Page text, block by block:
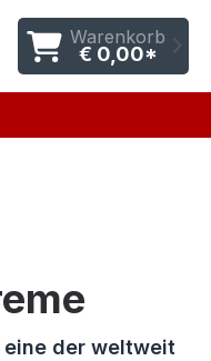
Warenkorb
€ 0,00*
eine der weltweit